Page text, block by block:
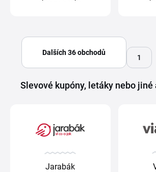
Dalších 36 obchodů
1
Slevové kupóny, letáky nebo jiné
Jarabák